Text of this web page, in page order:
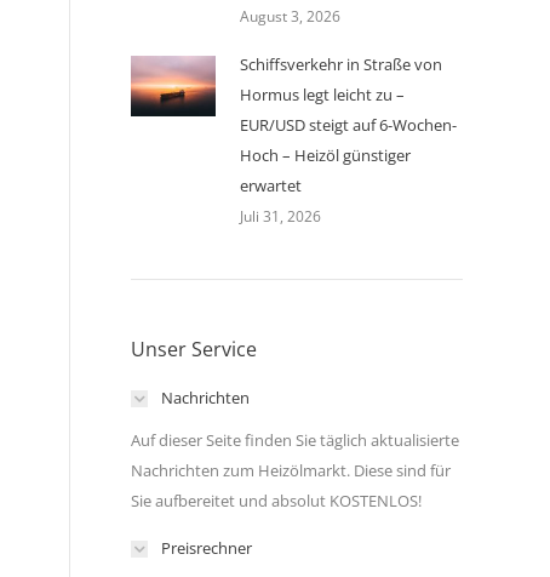
August 3, 2026
Schiffsverkehr in Straße von
Hormus legt leicht zu –
EUR/USD steigt auf 6-Wochen-
Hoch – Heizöl günstiger
erwartet
Juli 31, 2026
Unser Service
Nachrichten
Auf dieser Seite finden Sie täglich aktualisierte
Nachrichten zum Heizölmarkt. Diese sind für
Sie aufbereitet und absolut KOSTENLOS!
Preisrechner